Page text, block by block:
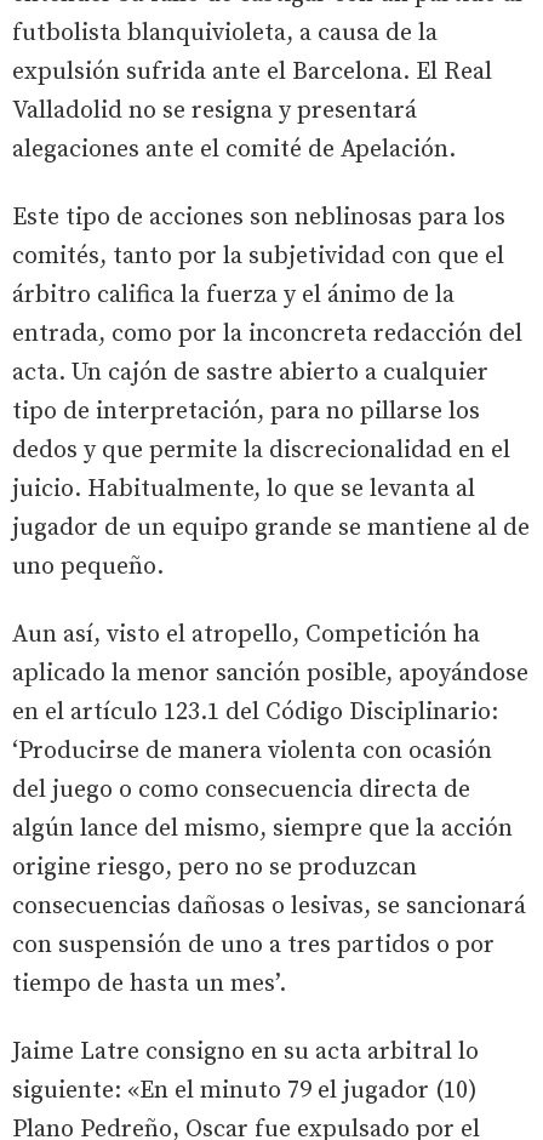
futbolista blanquivioleta, a causa de la
expulsión sufrida ante el Barcelona. El Real
Valladolid no se resigna y presentará
alegaciones ante el comité de Apelación.
Este tipo de acciones son neblinosas para los
comités, tanto por la subjetividad con que el
árbitro califica la fuerza y el ánimo de la
entrada, como por la inconcreta redacción del
acta. Un cajón de sastre abierto a cualquier
tipo de interpretación, para no pillarse los
dedos y que permite la discrecionalidad en el
juicio. Habitualmente, lo que se levanta al
jugador de un equipo grande se mantiene al de
uno pequeño.
Aun así, visto el atropello, Competición ha
aplicado la menor sanción posible, apoyándose
en el artículo 123.1 del Código Disciplinario:
‘Producirse de manera violenta con ocasión
del juego o como consecuencia directa de
algún lance del mismo, siempre que la acción
origine riesgo, pero no se produzcan
consecuencias dañosas o lesivas, se sancionará
con suspensión de uno a tres partidos o por
tiempo de hasta un mes’.
Jaime Latre consigno en su acta arbitral lo
siguiente: «En el minuto 79 el jugador (10)
Plano Pedreño, Oscar fue expulsado por el